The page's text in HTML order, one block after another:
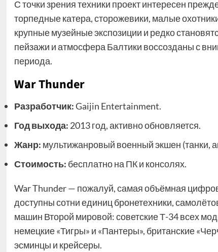
С точки зрения техники проект интересен
торпедные катера, сторожевики, малые
крупные музейные экспозиции и редко
пейзажи и атмосфера Балтики воссозданы с
периода.
War Thunder
Разработчик:Gaijin Entertainment.
Год выхода: 2013 год, активно обновляется.
Жанр: мультижанровый военный экшен (танки,
Стоимость: бесплатно на ПК и консолях.
War Thunder — пожалуй, самая объёмная
доступны сотни единиц бронетехники,
машин Второй мировой: советские Т-34 всех
немецкие «Тигры» и «Пантеры», британские
эсминцы и крейсеры.